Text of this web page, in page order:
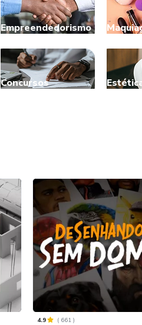
Empreendedorismo
Concursos
4.9 ( 661 )